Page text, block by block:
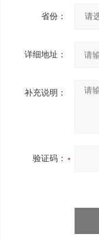
省份：
详细地址：
补充说明：
验证码：